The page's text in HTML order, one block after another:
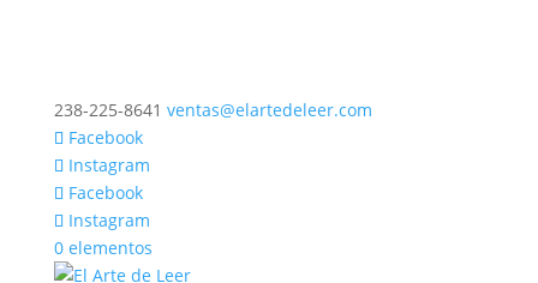
238-225-8641 ventas@elartedeleer.com
Facebook
Instagram
Facebook
Instagram
0 elementos